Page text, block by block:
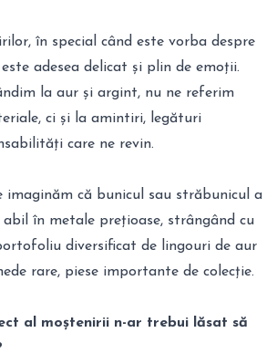
în special când este vorba despre
adesea delicat și plin de emoții.
la aur și argint, nu ne referim
ci și la amintiri, legături
care ne revin.
imaginăm că bunicul sau străbunicul a
în metale prețioase, strângând cu
diversificat de lingouri de aur
rare, piese importante de colecție.
al moștenirii n-ar trebui lăsat să